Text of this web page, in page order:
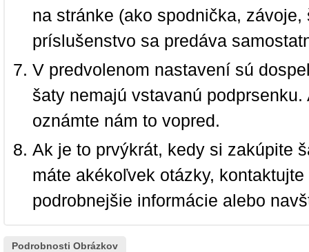
na stránke (ako spodnička,
príslušenstvo sa predáva
V predvolenom nastavení sú
šaty nemajú vstavanú
oznámte nám to vopred.
Ak je to prvýkrát, kedy si zakúpite
máte akékoľvek otázky,
podrobnejšie informácie alebo
Podrobnosti Obrázkov